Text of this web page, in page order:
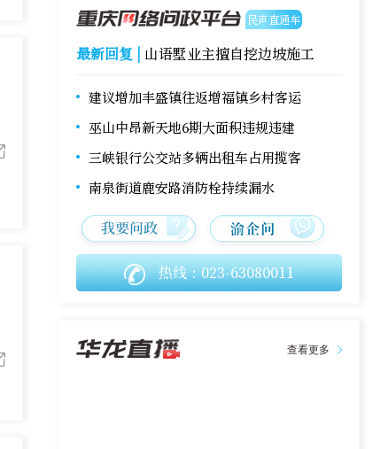
民声直通车
最新回复 | 山语墅业主擅自挖边坡施工
建议增加丰盛镇往返增福镇乡村客运
巫山中昂新天地6期大面积违规违建
三峡银行公交站多辆出租车占用揽客
南泉街道鹿安路消防栓持续漏水
热线：023-63080011
查看更多